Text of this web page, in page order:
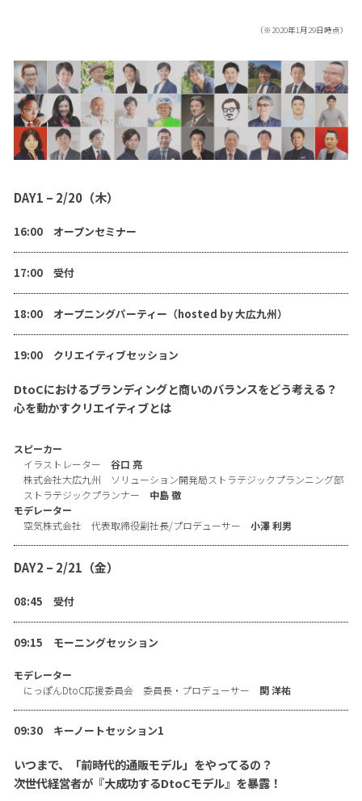
（※2020年1月29日時点）
DAY1 – 2/20（木）
16:00 オープンセミナー
17:00 受付
18:00 オープニングパーティー（hosted by 大広九州）
19:00 クリエイティブセッション
DtoCにおけるブランディングと商いのバランスをどう考える？
心を動かすクリエイティブとは
スピーカー
イラストレーター 谷口 亮
株式会社大広九州 ソリューション開発局ストラテジックプランニング部
ストラテジックプランナー 中島 徹
モデレーター
空気株式会社 代表取締役副社長/プロデューサー 小澤 利男
DAY2 – 2/21（金）
08:45 受付
09:15 モーニングセッション
モデレーター
にっぽんDtoC応援委員会 委員長・プロデューサー 関 洋祐
09:30 キーノートセッション1
いつまで、「前時代的通販モデル」をやってるの？
次世代経営者が『大成功するDtoCモデル』を暴露！